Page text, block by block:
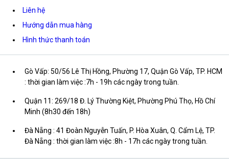
Liên hệ
Hướng dẫn mua hàng
Hình thức thanh toán
Gò Vấp: 50/56 Lê Thị Hồng, Phường 17, Quận Gò Vấp, TP. HCM
: thời gian làm việc :7h - 19h các ngày trong tuần.
Quận 11: 269/18 Đ. Lý Thường Kiệt, Phường Phú Thọ, Hồ Chí
Minh (8h30 đến 18h)
Đà Nẵng : 41 Đoàn Nguyễn Tuấn, P. Hòa Xuân, Q. Cẩm Lệ, TP.
Đà Nẵng : thời gian làm việc :8h - 17h các ngày trong tuần.